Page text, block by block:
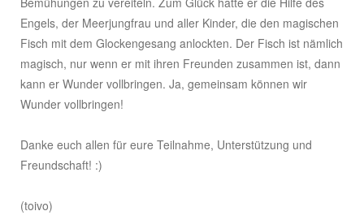
Engels, der Meerjungfrau und aller Kinder, die den magischen
Fisch mit dem Glockengesang anlockten. Der Fisch ist nämlich
magisch, nur wenn er mit ihren Freunden zusammen ist, dann
kann er Wunder vollbringen. Ja, gemeinsam können wir
Wunder vollbringen!
Danke euch allen für eure Teilnahme, Unterstützung und
Freundschaft! :)
(toivo)